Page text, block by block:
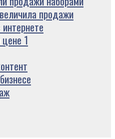
продажи
1